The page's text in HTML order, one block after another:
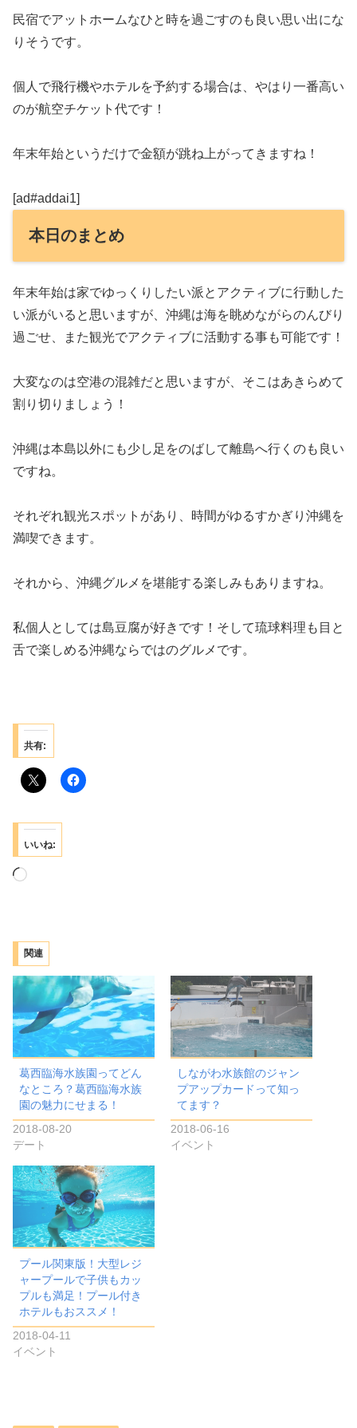
民宿でアットホームなひと時を過ごすのも良い思い出にな
りそうです。
個人で飛行機やホテルを予約する場合は、やはり一番高い
のが航空チケット代です！
年末年始というだけで金額が跳ね上がってきますね！
[ad#addai1]
本日のまとめ
年末年始は家でゆっくりしたい派とアクティブに行動した
い派がいると思いますが、沖縄は海を眺めながらのんびり
過ごせ、また観光でアクティブに活動する事も可能です！
大変なのは空港の混雑だと思いますが、そこはあきらめて
割り切りましょう！
沖縄は本島以外にも少し足をのばして離島へ行くのも良い
ですね。
それぞれ観光スポットがあり、時間がゆるすかぎり沖縄を
満喫できます。
それから、沖縄グルメを堪能する楽しみもありますね。
私個人としては島豆腐が好きです！そして琉球料理も目と
舌で楽しめる沖縄ならではのグルメです。
共有:
いいね:
読
み
中…
関連
葛西臨海水族園ってどん
なところ？葛西臨海水族
園の魅力にせまる！
2018-08-20
デート
しながわ水族館のジャン
プアップカードって知っ
てます？
2018-06-16
イベント
プール関東版！大型レジ
ャープールで子供もカッ
プルも満足！プール付き
ホテルもおススメ！
2018-04-11
イベント